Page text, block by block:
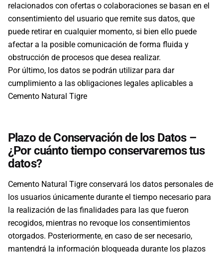
relacionados con ofertas o colaboraciones se basan en el
consentimiento del usuario que remite sus datos, que
puede retirar en cualquier momento, si bien ello puede
afectar a la posible comunicación de forma fluida y
obstrucción de procesos que desea realizar.
Por último, los datos se podrán utilizar para dar
cumplimiento a las obligaciones legales aplicables a
Cemento Natural Tigre
Plazo de Conservación de los Datos –
¿Por cuánto tiempo conservaremos tus
datos?
Cemento Natural Tigre conservará los datos personales de
los usuarios únicamente durante el tiempo necesario para
la realización de las finalidades para las que fueron
recogidos, mientras no revoque los consentimientos
otorgados. Posteriormente, en caso de ser necesario,
mantendrá la información bloqueada durante los plazos